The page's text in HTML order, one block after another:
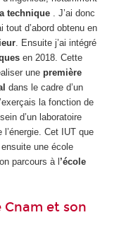
technique . J’ai donc
tout d’abord obtenu en
. Ensuite j’ai intégré
en 2018. Cette
une première
dans le cadre d’un
la fonction de
d’un laboratoire
Cet IUT que
une école
parcours à l ’école
Cnam et son